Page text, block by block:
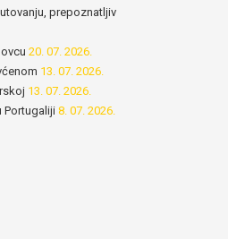
prepoznatljiv
20. 07. 2026.
13. 07. 2026.
13. 07. 2026.
Portugaliji 8. 07. 2026.